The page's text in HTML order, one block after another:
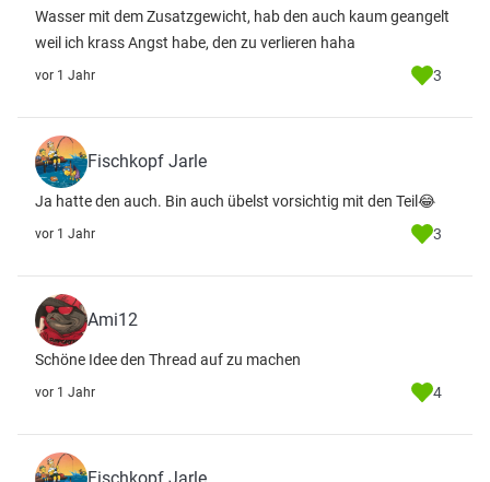
Wasser mit dem Zusatzgewicht, hab den auch kaum geangelt
weil ich krass Angst habe, den zu verlieren haha
vor 1 Jahr 3
Fischkopf Jarle
Ja hatte den auch. Bin auch übelst vorsichtig mit den Teil😂
vor 1 Jahr 3
Ami12
Schöne Idee den Thread auf zu machen
vor 1 Jahr 4